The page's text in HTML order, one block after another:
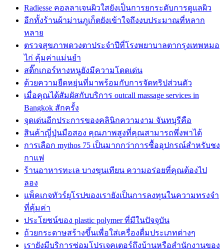
Radiesse คอลลาเจนผิวใสยังเป็นการยกระดับการดูแลผิว
อีกทั้งร้านผ้าม่านภูเก็ตยังเข้าใจถึงงบประมาณที่หลาก
หลาย
ตรวจสุขภาพดวงตาประจำปีที่โรงพยาบาลตากรุงเทพหมอ
ไก่ คุ้มค่าแม่นยำ
สติ๊กเกอร์หางหนูยังมีความโดดเด่น
ด้วยความยืดหยุ่นที่มาพร้อมกับการจัดทริปส่วนตัว
เมื่อคุณได้สัมผัสกับบริการ outcall massage services in
Bangkok สักครั้ง
จุดเด่นอีกประการของคลินิกความงาม จันทบุรีคือ
สินค้าญี่ปุ่นมือสอง คุณภาพสูงที่คุณสามารถพึ่งพาได้
การเลือก mythos 75 เป็นมากกว่าการซื้ออุปกรณ์สำหรับชง
กาแฟ
ร้านอาหารทะเล บางขุนเทียน ความอร่อยที่คุณต้องไป
ลอง
แพ็คเกจทัวร์ยุโรปของเรายังเป็นการลงทุนในความทรงจำ
ที่คุ้มค่า
ประโยชน์ของ plastic polymer ที่มีในปัจจุบัน
ถ้วยกระดาษสร้างขึ้นเพื่อใส่เครื่องดื่มประเภทต่างๆ
เรายังมีบริการซ่อมโปรเจคเตอร์ถึงบ้านหรือสำนักงานของ